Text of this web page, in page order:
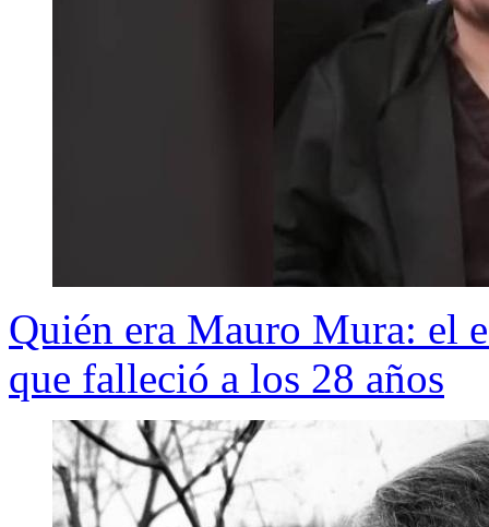
Quién era Mauro Mura: el
que falleció a los 28 años